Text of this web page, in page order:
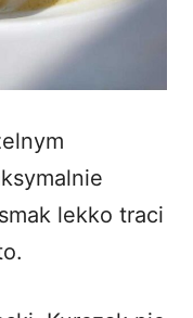
lekko traci